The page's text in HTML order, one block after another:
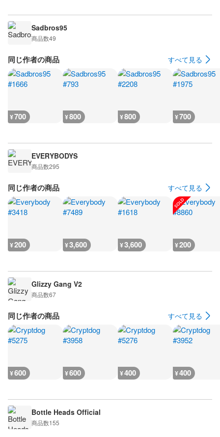
Sadbros95
商品数49
同じ作者の商品 すべて見る
¥700 ¥800 ¥800 ¥700
EVERYBODYS
商品数295
同じ作者の商品 すべて見る
¥200 ¥3,600 ¥3,600 ¥200
Glizzy Gang V2
商品数67
同じ作者の商品 すべて見る
¥600 ¥600 ¥400 ¥400
Bottle Heads Official
商品数155